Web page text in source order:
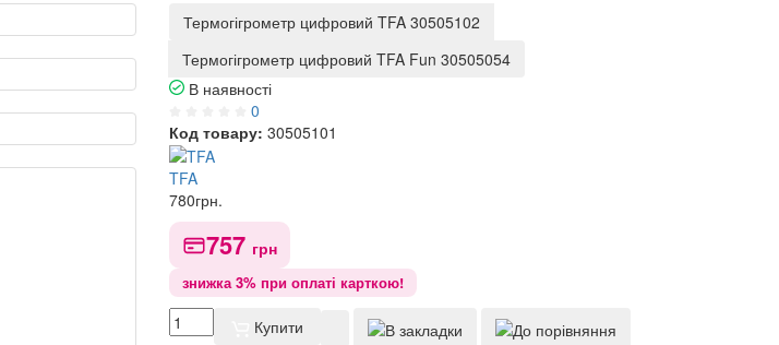
Термогігрометр цифровий TFA 30505102
Термогігрометр цифровий TFA Fun 30505054
В наявності
0
Код товару: 30505101
TFA
780грн.
757 грн
знижка 3% при оплаті карткою!
Купити